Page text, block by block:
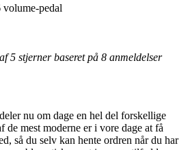
pedal
5 stjerner baseret på 8 anmeldelser
nu om dage en hel del forskellige
de mest moderne er i vore dage at få
så du selv kan hente ordren når du har